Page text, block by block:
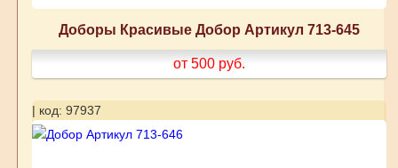
Доборы Красивые Добор Артикул 713-645
от 500 руб.
| код: 97937